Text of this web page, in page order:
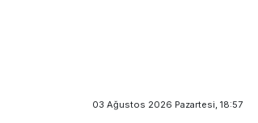
03 Ağustos 2026 Pazartesi, 18:57